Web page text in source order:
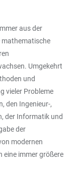
aus der
mathematische
Umgekehrt
und
vieler Probleme
den Ingenieur-,
der Informatik und
der
modernen
eine immer größere